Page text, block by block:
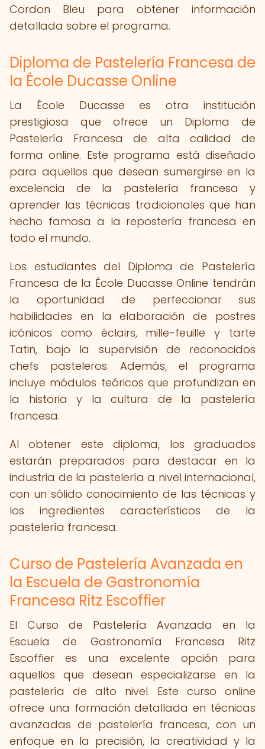
Cordon Bleu para obtener información
detallada sobre el programa.
Diploma de Pastelería Francesa de
la École Ducasse Online
La École Ducasse es otra institución
prestigiosa que ofrece un Diploma de
Pastelería Francesa de alta calidad de
forma online. Este programa está diseñado
para aquellos que desean sumergirse en la
excelencia de la pastelería francesa y
aprender las técnicas tradicionales que han
hecho famosa a la repostería francesa en
todo el mundo.
Los estudiantes del Diploma de Pastelería
Francesa de la École Ducasse Online tendrán
la oportunidad de perfeccionar sus
habilidades en la elaboración de postres
icónicos como éclairs, mille-feuille y tarte
Tatin, bajo la supervisión de reconocidos
chefs pasteleros. Además, el programa
incluye módulos teóricos que profundizan en
la historia y la cultura de la pastelería
francesa.
Al obtener este diploma, los graduados
estarán preparados para destacar en la
industria de la pastelería a nivel internacional,
con un sólido conocimiento de las técnicas y
los ingredientes característicos de la
pastelería francesa.
Curso de Pastelería Avanzada en
la Escuela de Gastronomía
Francesa Ritz Escoffier
El Curso de Pastelería Avanzada en la
Escuela de Gastronomía Francesa Ritz
Escoffier es una excelente opción para
aquellos que desean especializarse en la
pastelería de alto nivel. Este curso online
ofrece una formación detallada en técnicas
avanzadas de pastelería francesa, con un
enfoque en la precisión, la creatividad y la